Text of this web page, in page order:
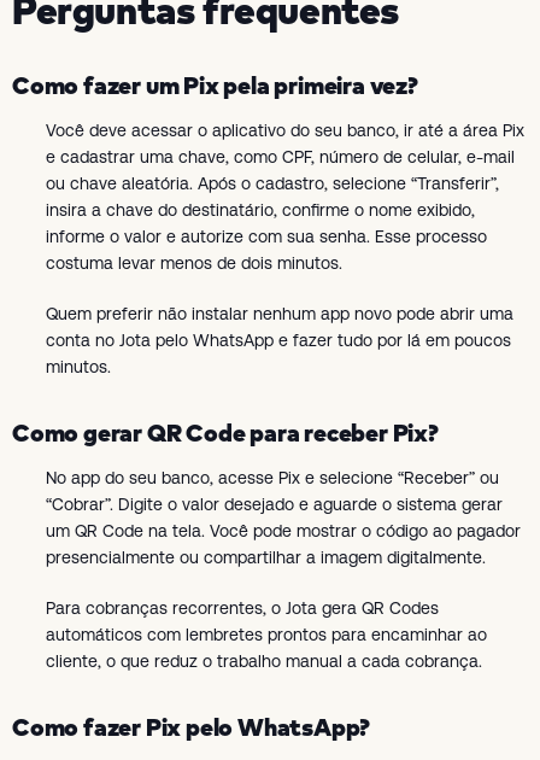
Como fazer um Pix pela primeira vez?
Você deve acessar o aplicativo do seu banco, ir até a área Pix
e cadastrar uma chave, como CPF, número de celular, e-mail
ou chave aleatória. Após o cadastro, selecione “Transferir”,
insira a chave do destinatário, confirme o nome exibido,
informe o valor e autorize com sua senha. Esse processo
costuma levar menos de dois minutos.
Quem preferir não instalar nenhum app novo pode abrir uma
conta no Jota pelo WhatsApp e fazer tudo por lá em poucos
minutos.
Como gerar QR Code para receber Pix?
No app do seu banco, acesse Pix e selecione “Receber” ou
“Cobrar”. Digite o valor desejado e aguarde o sistema gerar
um QR Code na tela. Você pode mostrar o código ao pagador
presencialmente ou compartilhar a imagem digitalmente.
Para cobranças recorrentes, o Jota gera QR Codes
automáticos com lembretes prontos para encaminhar ao
cliente, o que reduz o trabalho manual a cada cobrança.
Como fazer Pix pelo WhatsApp?